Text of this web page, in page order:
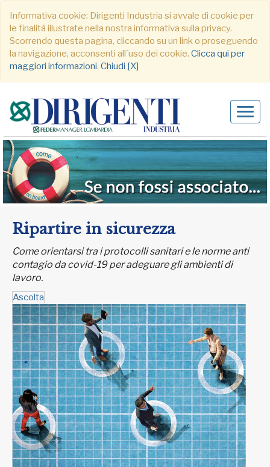
Informativa cookie: Dirigenti Industria si avvale di cookie per
le finalità illustrate nella nostra informativa sulla privacy.
Scorrendo questa pagina, cliccando su un link o proseguendo
la navigazione, acconsenti all´uso dei cookie. Clicca qui per
maggiori informazioni. Chiudi [X]
Ripartire in sicurezza
Come orientarsi tra i protocolli sanitari e le norme anti
contagio da covid-19 per adeguare gli ambienti di
lavoro.
Ascolta